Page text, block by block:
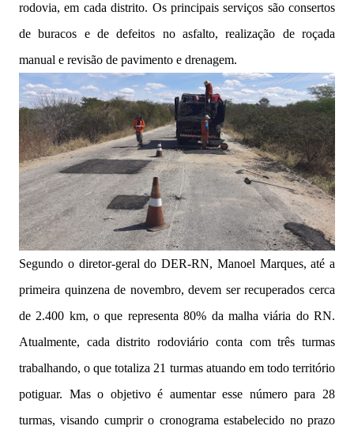
rodovia, em cada distrito. Os principais serviços são consertos
de buracos e de defeitos no asfalto, realização de roçada
manual e revisão de pavimento e drenagem.
Segundo o diretor-geral do DER-RN, Manoel Marques, até a
primeira quinzena de novembro, devem ser recuperados cerca
de 2.400 km, o que representa 80% da malha viária do RN.
Atualmente, cada distrito rodoviário conta com três turmas
trabalhando, o que totaliza 21 turmas atuando em todo território
potiguar. Mas o objetivo é aumentar esse número para 28
turmas, visando cumprir o cronograma estabelecido no prazo